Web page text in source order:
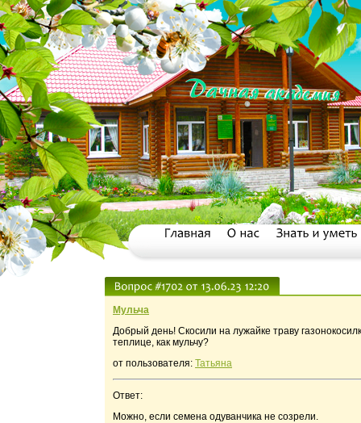
Мульча
Добрый день! Скосили на лужайке траву
теплице, как мульчу?
от пользователя: Татьяна
Ответ:
Можно, если семена одуванчика не созрели.